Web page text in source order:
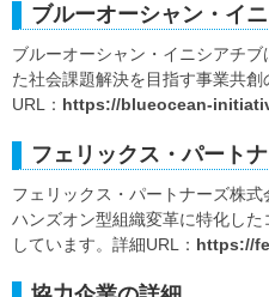
ブルーオーシャン・イ
ブルーオーシャン・イニシアチ
た社会課題解決を目指す事業共
URL： https://blueocean-
フェリックス・パート
フェリックス・パートナーズ株
ハンズオン型組織変革に特化し
しています。詳細URL： https://